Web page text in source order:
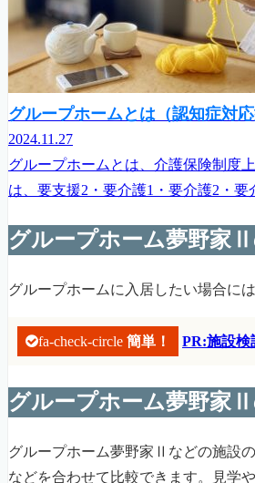
グループホームとは（認知症対応
2024.11.27
グループホームとは、介護保険制度
は、要支援2・要介護1・要介護2・
グループホーム夢野家
グループホームに入居したい場合に
fa-check-circle 簡単！ PR:施設検
グループホーム夢野家
グループホーム夢野家Ⅱなどの施設
などを合わせて比較できます。見学